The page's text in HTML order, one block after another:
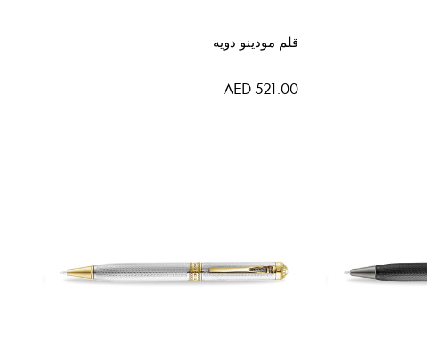
قلم مودينو دويه
AED 521.00